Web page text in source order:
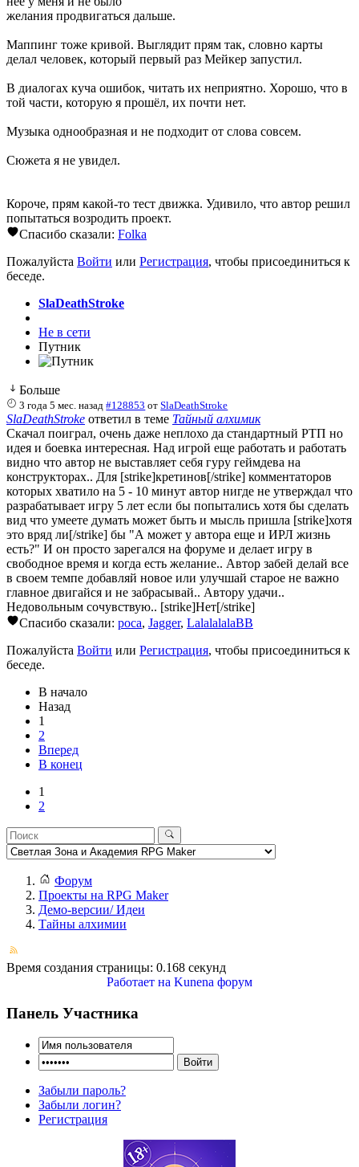
желания продвигаться дальше.
Маппинг тоже кривой. Выглядит прям так, словно карты
делал человек, который первый раз Мейкер запустил.
В диалогах куча ошибок, читать их неприятно. Хорошо, что в
той части, которую я прошёл, их почти нет.
Музыка однообразная и не подходит от слова совсем.
Сюжета я не увидел.
Короче, прям какой-то тест движка. Удивило, что автор решил
попытаться возродить проект.
Спасибо сказали: Folka
Пожалуйста Войти или Регистрация, чтобы присоединиться к
беседе.
SlaDeathStroke
Не в сети
Путник
Больше
3 года 5 мес. назад #128853 отSlaDeathStroke
SlaDeathStroke ответил в теме Тайный алхимик
Скачал поиграл, очень даже неплохо да стандартный РТП но
идея и боевка интересная. Над игрой еще работать и работать
видно что автор не выставляет себя гуру геймдева на
конструкторах.. Для [strike]кретинов[/strike] комментаторов
которых хватило на 5 - 10 минут автор нигде не утверждал что
разрабатывает игру 5 лет если бы попытались хотя бы сделать
вид что умеете думать может быть и мысль пришла [strike]хотя
это вряд ли[/strike] бы "А может у автора еще и ИРЛ жизнь
есть?" И он просто зарегался на форуме и делает игру в
свободное время и когда есть желание.. Автор забей делай все
в своем темпе добавляй новое или улучшай старое не важно
главное двигайся и не забрасывай.. Автору удачи..
Недовольным сочувствую.. [strike]Нет[/strike]
Спасибо сказали: poca, Jagger, LalalalalaBB
Пожалуйста Войти или Регистрация, чтобы присоединиться к
беседе.
В начало
Назад
1
2
Вперед
В конец
1
2
Форум
Проекты на RPG Maker
Демо-версии/ Идеи
Тайны алхимии
Время создания страницы: 0.168 секунд
Работает на Kunena форум
Панель Участника
Забыли пароль?
Забыли логин?
Регистрация